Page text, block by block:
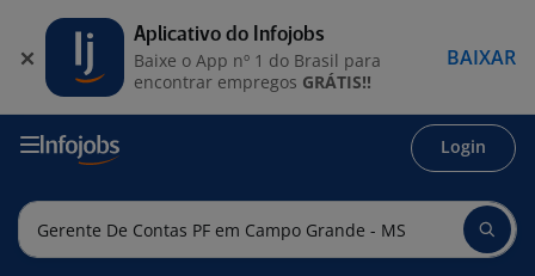
Login
Aplicativo do Infojobs
Baixe o App nº 1 do Brasil para
encontrar empregos GRÁTIS!!
BAIXAR